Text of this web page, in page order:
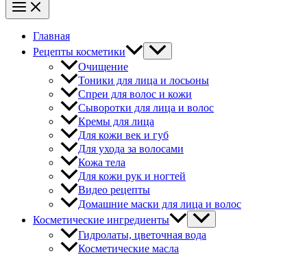
Главная
Рецепты косметики
Очищение
Тоники для лица и лосьоны
Спреи для волос и кожи
Сыворотки для лица и волос
Кремы для лица
Для кожи век и губ
Для ухода за волосами
Кожа тела
Для кожи рук и ногтей
Видео рецепты
Домашние маски для лица и волос
Косметические ингредиенты
Гидролаты, цветочная вода
Косметические масла